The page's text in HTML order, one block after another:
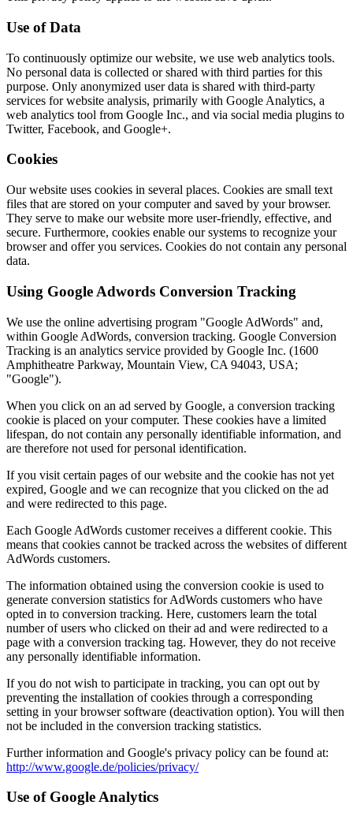
Use of Data
To continuously optimize our website, we use web analytics tools.
No personal data is collected or shared with third parties for this
purpose. Only anonymized user data is shared with third-party
services for website analysis, primarily with Google Analytics, a
web analytics tool from Google Inc., and via social media plugins to
Twitter, Facebook, and Google+.
Cookies
Our website uses cookies in several places. Cookies are small text
files that are stored on your computer and saved by your browser.
They serve to make our website more user-friendly, effective, and
secure. Furthermore, cookies enable our systems to recognize your
browser and offer you services. Cookies do not contain any personal
data.
Using Google Adwords Conversion Tracking
We use the online advertising program "Google AdWords" and,
within Google AdWords, conversion tracking. Google Conversion
Tracking is an analytics service provided by Google Inc. (1600
Amphitheatre Parkway, Mountain View, CA 94043, USA;
"Google").
When you click on an ad served by Google, a conversion tracking
cookie is placed on your computer. These cookies have a limited
lifespan, do not contain any personally identifiable information, and
are therefore not used for personal identification.
If you visit certain pages of our website and the cookie has not yet
expired, Google and we can recognize that you clicked on the ad
and were redirected to this page.
Each Google AdWords customer receives a different cookie. This
means that cookies cannot be tracked across the websites of different
AdWords customers.
The information obtained using the conversion cookie is used to
generate conversion statistics for AdWords customers who have
opted in to conversion tracking. Here, customers learn the total
number of users who clicked on their ad and were redirected to a
page with a conversion tracking tag. However, they do not receive
any personally identifiable information.
If you do not wish to participate in tracking, you can opt out by
preventing the installation of cookies through a corresponding
setting in your browser software (deactivation option). You will then
not be included in the conversion tracking statistics.
Further information and Google's privacy policy can be found at:
http://www.google.de/policies/privacy/
Use of Google Analytics